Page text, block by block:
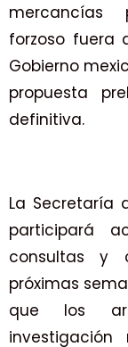
mercancías
forzoso fuera
Gobierno
propuesta
definitiva.
La Secretaría
participará
consultas y
próximas
que los